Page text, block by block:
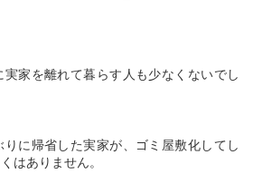
家を離れて暮らす人も少なくないでし
に帰省した実家が、ゴミ屋敷化してし
はありません。